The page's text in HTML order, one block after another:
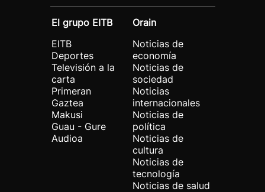
El grupo EITB
EITB
Deportes
Televisión a la
carta
Primeran
Gaztea
Makusi
Guau - Gure
Audioa
Orain
Noticias de
economía
Noticias de
sociedad
Noticias
internacionales
Noticias de
política
Noticias de
cultura
Noticias de
tecnología
Noticias de salud